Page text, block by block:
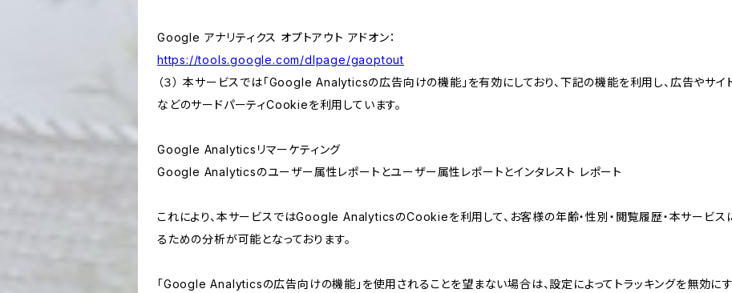
Google アナリティクス オプトアウト アドオン：
https://tools.google.com/dlpage/gaoptout
（３） 本サービスでは「Google Analyticsの広告向けの機能」を有効にしており、下記の機能を利用し、広告や
などのサードパーティCookieを利用しています。
Google Analyticsリマーケティング
Google Analyticsのユーザー属性レポートとユーザー属性レポートとインタレスト レポート
これにより、本サービスではGoogle AnalyticsのCookieを利用して、お客様の年齢・性別・閲覧履歴・本サービ
るための分析が可能となっております。
「Google Analyticsの広告向けの機能」を使用されることを望まない場合は、設定によってトラッキングを無効に